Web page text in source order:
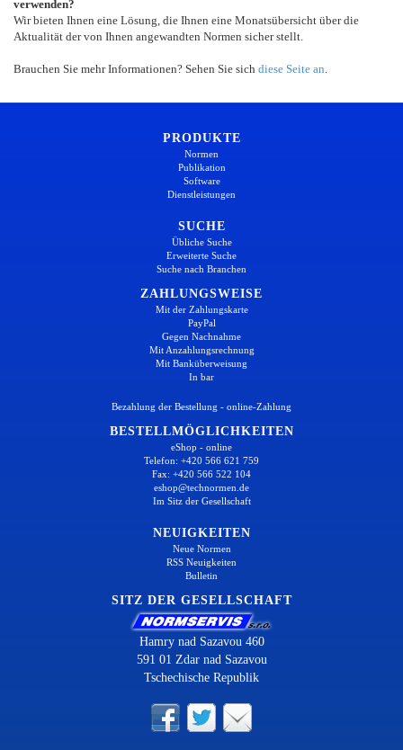
verwenden?
Wir bieten Ihnen eine Lösung, die Ihnen eine Monatsübersicht über die
Aktualität der von Ihnen angewandten Normen sicher stellt.
Brauchen Sie mehr Informationen? Sehen Sie sich diese Seite an
PRODUKTE
Normen
Publikation
Software
Dienstleistungen
SUCHE
Übliche Suche
Erweiterte Suche
Suche nach Branchen
ZAHLUNGSWEISE
Mit der Zahlungskarte
PayPal
Gegen Nachnahme
Mit Anzahlungsrechnung
Mit Banküberweisung
In bar
Bezahlung der Bestellung - online-Zahlung
BESTELLMÖGLICHKEITEN
eShop - online
Telefon: +420 566 621 759
Fax: +420 566 522 104
eshop@technormen.de
Im Sitz der Gesellschaft
NEUIGKEITEN
Neue Normen
RSS Neuigkeiten
Bulletin
SITZ DER GESELLSCHAFT
Hamry nad Sazavou 460
591 01 Zdar nad Sazavou
Tschechische Republik